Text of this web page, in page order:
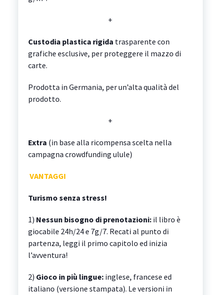
+
Custodia plastica rigida trasparente con
grafiche esclusive, per proteggere il mazzo di
carte.
Prodotta in Germania, per un’alta qualità del
prodotto.
+
Extra (in base alla ricompensa scelta nella
campagna crowdfunding ulule)
VANTAGGI
Turismo senza stress!
1) Nessun bisogno di prenotazioni:il libro è
giocabile 24h/24 e 7g/7. Recati al punto di
partenza, leggi il primo capitolo ed inizia
l’avventura!
2) Gioco in più lingue:inglese, francese ed
italiano (versione stampata). Le versioni in